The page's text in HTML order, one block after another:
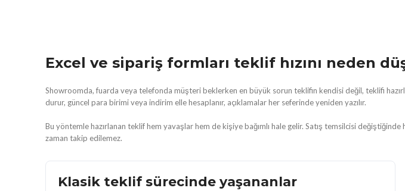
Excel ve sipariş formları teklif hızını neden
Showroomda, fuarda veya telefonda müşteri beklerken en büyük sorun teklifin kendisi değil, teklifi
durur, güncel para birimi veya indirim elle hesaplanır, açıklamalar her seferinde yeniden yazılır.
Bu yöntemle hazırlanan teklif hem yavaşlar hem de kişiye bağımlı hale gelir. Satış temsilcisi
zaman takip edilemez.
Klasik teklif sürecinde yaşananlar